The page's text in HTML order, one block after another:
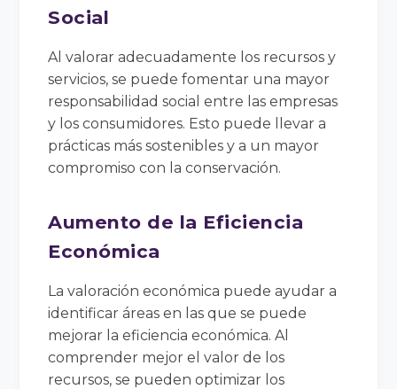
Social
Al valorar adecuadamente los recursos y
servicios, se puede fomentar una mayor
responsabilidad social entre las empresas
y los consumidores. Esto puede llevar a
prácticas más sostenibles y a un mayor
compromiso con la conservación.
Aumento de la Eficiencia
Económica
La valoración económica puede ayudar a
identificar áreas en las que se puede
mejorar la eficiencia económica. Al
comprender mejor el valor de los
recursos, se pueden optimizar los